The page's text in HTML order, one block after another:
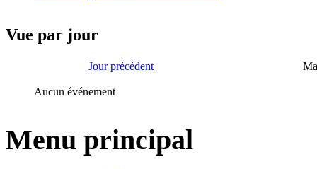
Vue par jour
Jour précédent
Aucun événement
Menu principal